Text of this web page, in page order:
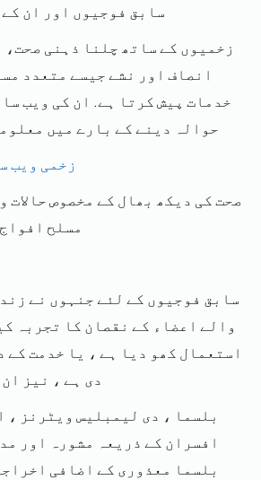
سابق فوجیوں اور ان کے
زخمیوں کے ساتھ چلنا ذہنی
انصاف اور نشے جیسے متعدد
خدمات پیش کرتا ہے. ان کی ویب
حوالہ دینے کے بارے میں
زخمی ویب
صحت کی دیکھ بھال کے مخصوص حالات
مسلح
سابق فوجیوں کے لئے جنہوں نے
والے اعضاء کے نقصان کا تجربہ
استعمال کھو دیا ہے ، یا خدمت کے
دی ہے ، نیز
بلسما ، دی لیمبلیس ویٹرنز ،
افسران کے ذریعہ مشورہ اور
بلسما معذوری کے اضافی